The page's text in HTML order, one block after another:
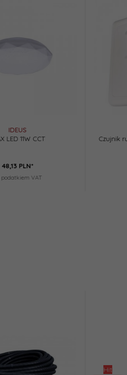
IDEUS
KELER GU10 BLACK
62,41
* z podatkiem VAT